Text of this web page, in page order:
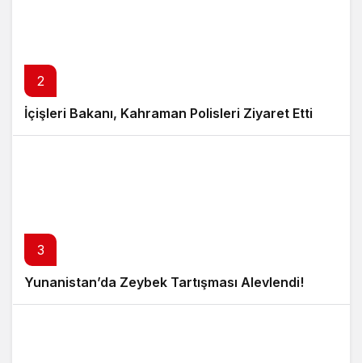
2
İçişleri Bakanı, Kahraman Polisleri Ziyaret Etti
3
Yunanistan’da Zeybek Tartışması Alevlendi!